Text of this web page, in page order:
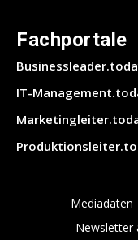
Fachportale
IT-
Mediadaten
Newsletter